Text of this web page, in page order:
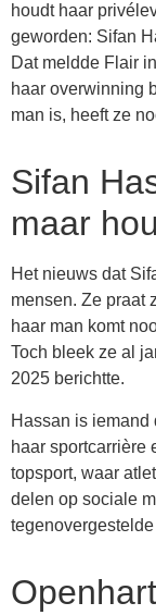
houdt haar
geworden: Sifan
Dat meldde Flair
haar overwinning
man is, heeft ze
Sifan
maar
Het nieuws dat
mensen. Ze praat
haar man komt
Toch bleek ze al
2025 berichtte.
Hassan is iemand
haar sportcarrière
topsport, waar
delen op sociale